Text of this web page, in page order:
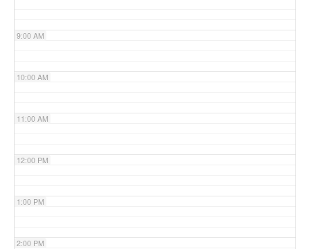
9:00 AM
10:00 AM
11:00 AM
12:00 PM
1:00 PM
2:00 PM